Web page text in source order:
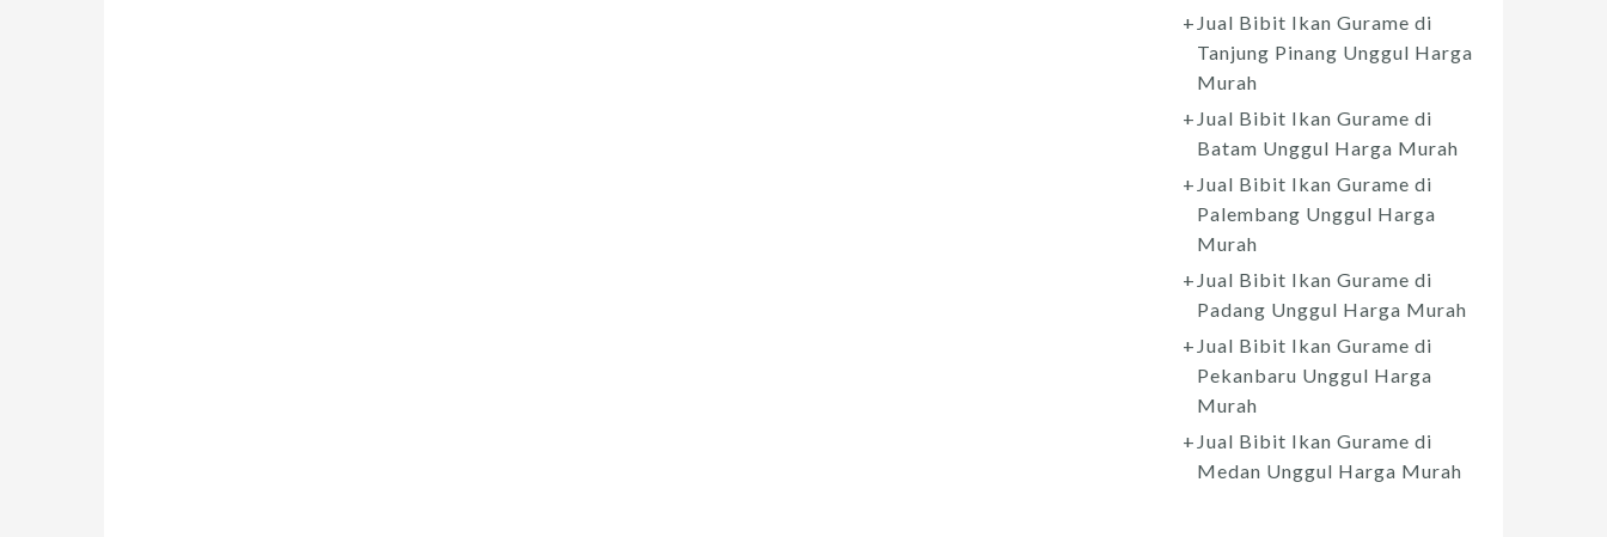
Jual Bibit Ikan Gurame di
Tanjung Pinang Unggul Harga
Murah
Jual Bibit Ikan Gurame di
Batam Unggul Harga Murah
Jual Bibit Ikan Gurame di
Palembang Unggul Harga
Murah
Jual Bibit Ikan Gurame di
Padang Unggul Harga Murah
Jual Bibit Ikan Gurame di
Pekanbaru Unggul Harga
Murah
Jual Bibit Ikan Gurame di
Medan Unggul Harga Murah